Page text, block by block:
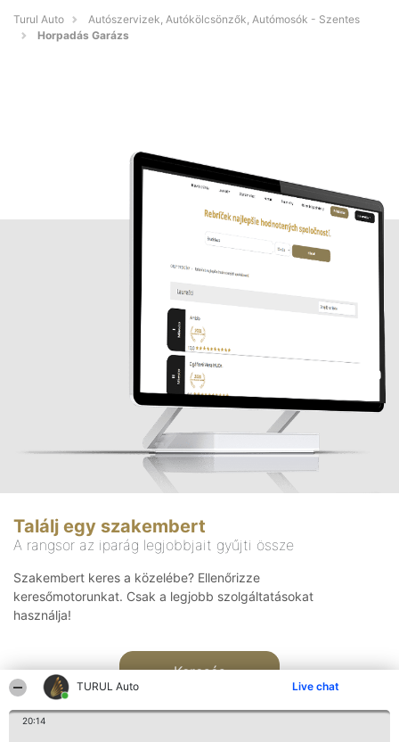
TURUL Auto Live chat
20:14
Turul Auto
Autószervizek, Autókölcsönzők, Autómosók - Szentes
Horpadás Garázs
Találj egy szakembert
A rangsor az iparág legjobbjait gyűjti össze
Szakembert keres a közelébe? Ellenőrizze
keresőmotorunkat. Csak a legjobb szolgáltatásokat
használja!
Keresés